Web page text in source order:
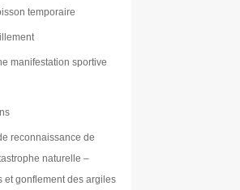
temporaire
manifestation sportive
reconnaissance de
naturelle –
et gonflement des argiles